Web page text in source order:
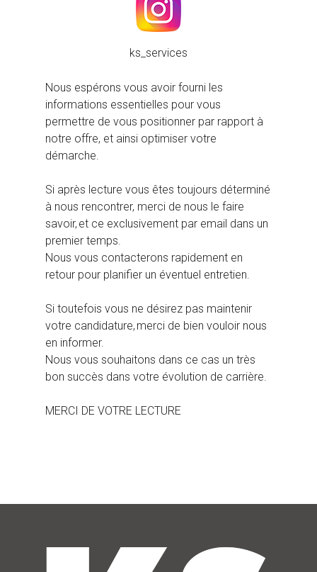
ks_services
Nous espérons vous avoir fourni les
informations essentielles pour vous
permettre de vous positionner par rapport à
notre offre, et ainsi optimiser votre
démarche.
Si après lecture vous êtes toujours déterminé
à nous rencontrer, merci de nous le faire
savoir, et ce exclusivement par email dans un
premier temps.
Nous vous contacterons rapidement en
retour pour planifier un éventuel entretien.
Si toutefois vous ne désirez pas maintenir
votre candidature, merci de bien vouloir nous
en informer.
Nous vous souhaitons dans ce cas un très
bon succès dans votre évolution de carrière.
MERCI DE VOTRE LECTURE